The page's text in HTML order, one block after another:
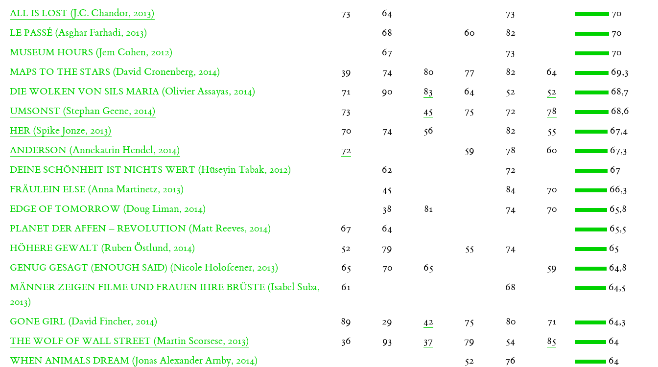
ALL IS LOST (J.C. Chandor, 2013) 73 64 73 70
LE PASSÉ (Asghar Farhadi, 2013) 68 60 82 70
MUSEUM HOURS (Jem Cohen, 2012) 67 73 70
MAPS TO THE STARS (David Cronenberg, 2014) 39 74 80 77 82 64 69,3
DIE WOLKEN VON SILS MARIA (Olivier Assayas, 2014) 71 90 83 64 52 52 68,7
UMSONST (Stephan Geene, 2014) 73 45 75 72 78 68,6
HER (Spike Jonze, 2013) 70 74 56 82 55 67,4
ANDERSON (Annekatrin Hendel, 2014) 72 59 78 60 67,3
DEINE SCHÖNHEIT IST NICHTS WERT (Hüseyin Tabak, 2012) 62 72 67
FRÄULEIN ELSE (Anna Martinetz, 2013) 45 84 70 66,3
EDGE OF TOMORROW (Doug Liman, 2014) 38 81 74 70 65,8
PLANET DER AFFEN – REVOLUTION (Matt Reeves, 2014) 67 64 65,5
HÖHERE GEWALT (Ruben Östlund, 2014) 52 79 55 74 65
GENUG GESAGT (ENOUGH SAID) (Nicole Holofcener, 2013) 65 70 65 59 64,8
MÄNNER ZEIGEN FILME UND FRAUEN IHRE BRÜSTE (Isabel Suba,
2013)
61 68 64,5
GONE GIRL (David Fincher, 2014) 89 29 42 75 80 71 64,3
THE WOLF OF WALL STREET (Martin Scorsese, 2013) 36 93 37 79 54 85 64
WHEN ANIMALS DREAM (Jonas Alexander Arnby, 2014) 52 76 64